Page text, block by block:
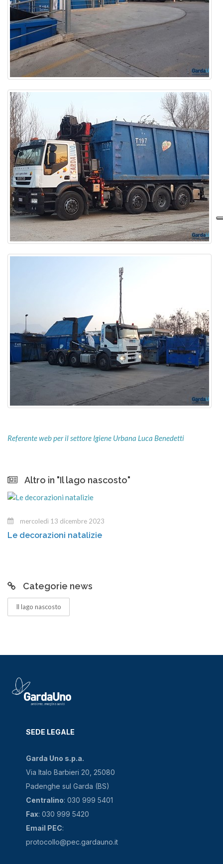
Referente web per il settore Igiene Urbana Luca Benedetti
Altro in "Il lago nascosto"
martedì 12 dicembre 2023
Gli incarti dei regali
Categorie news
Il lago nascosto
SEDE LEGALE
Garda Uno s.p.a.
Via Italo Barbieri 20, 25080
Padenghe sul Garda (BS)
Centralino: 030 999 5401
Fax: 030 999 5420
Email PEC:
protocollo@pec.gardauno.it